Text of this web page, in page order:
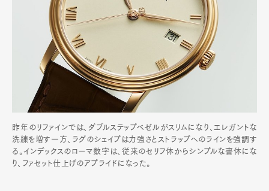
昨年のリファインでは、ダブルステップベゼルがスリムになり、エレガントな
洗練を増す一方、ラグのシェイプは力強さとストラップへのラインを強調す
る。インデックスのローマ数字は、従来のセリフ体からシンプルな書体にな
り、ファセット仕上げのアプライドになった。